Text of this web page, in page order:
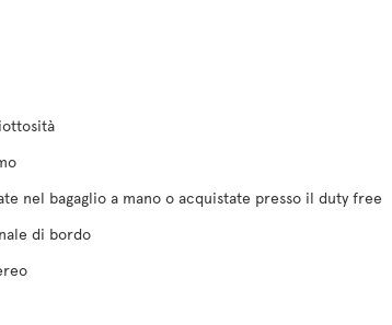
nel bagaglio a mano o acquistate presso il duty free
di bordo